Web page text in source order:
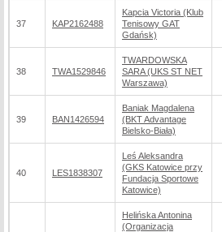
37 KAP2162488
Kapcia Victoria (Klub
Tenisowy GAT
Gdańsk)
38 TWA1529846
TWARDOWSKA
SARA (UKS ST NET
Warszawa)
39 BAN1426594
Baniak Magdalena
(BKT Advantage
Bielsko-Biała)
40 LES1838307
Leś Aleksandra
(GKS Katowice przy
Fundacja Sportowe
Katowice)
Helińska Antonina
(Organizacja